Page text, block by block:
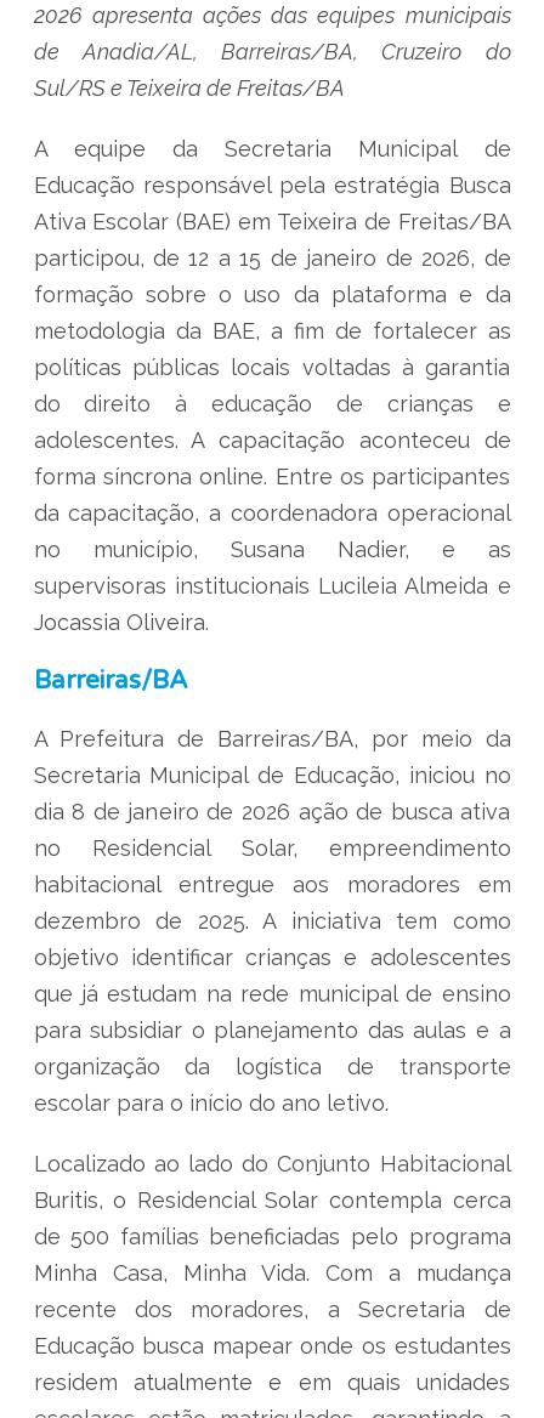
2026 apresenta ações das equipes municipais
de Anadia/AL, Barreiras/BA, Cruzeiro do
Sul/RS e Teixeira de Freitas/BA
A equipe da Secretaria Municipal de
Educação responsável pela estratégia Busca
Ativa Escolar (BAE) em Teixeira de Freitas/BA
participou, de 12 a 15 de janeiro de 2026, de
formação sobre o uso da plataforma e da
metodologia da BAE, a fim de fortalecer as
políticas públicas locais voltadas à garantia
do direito à educação de crianças e
adolescentes. A capacitação aconteceu de
forma síncrona online. Entre os participantes
da capacitação, a coordenadora operacional
no município, Susana Nadier, e as
supervisoras institucionais Lucileia Almeida e
Jocassia Oliveira.
Barreiras/BA
A Prefeitura de Barreiras/BA, por meio da
Secretaria Municipal de Educação, iniciou no
dia 8 de janeiro de 2026 ação de busca ativa
no Residencial Solar, empreendimento
habitacional entregue aos moradores em
dezembro de 2025. A iniciativa tem como
objetivo identificar crianças e adolescentes
que já estudam na rede municipal de ensino
para subsidiar o planejamento das aulas e a
organização da logística de transporte
escolar para o início do ano letivo.
Localizado ao lado do Conjunto Habitacional
Buritis, o Residencial Solar contempla cerca
de 500 famílias beneficiadas pelo programa
Minha Casa, Minha Vida. Com a mudança
recente dos moradores, a Secretaria de
Educação busca mapear onde os estudantes
residem atualmente e em quais unidades